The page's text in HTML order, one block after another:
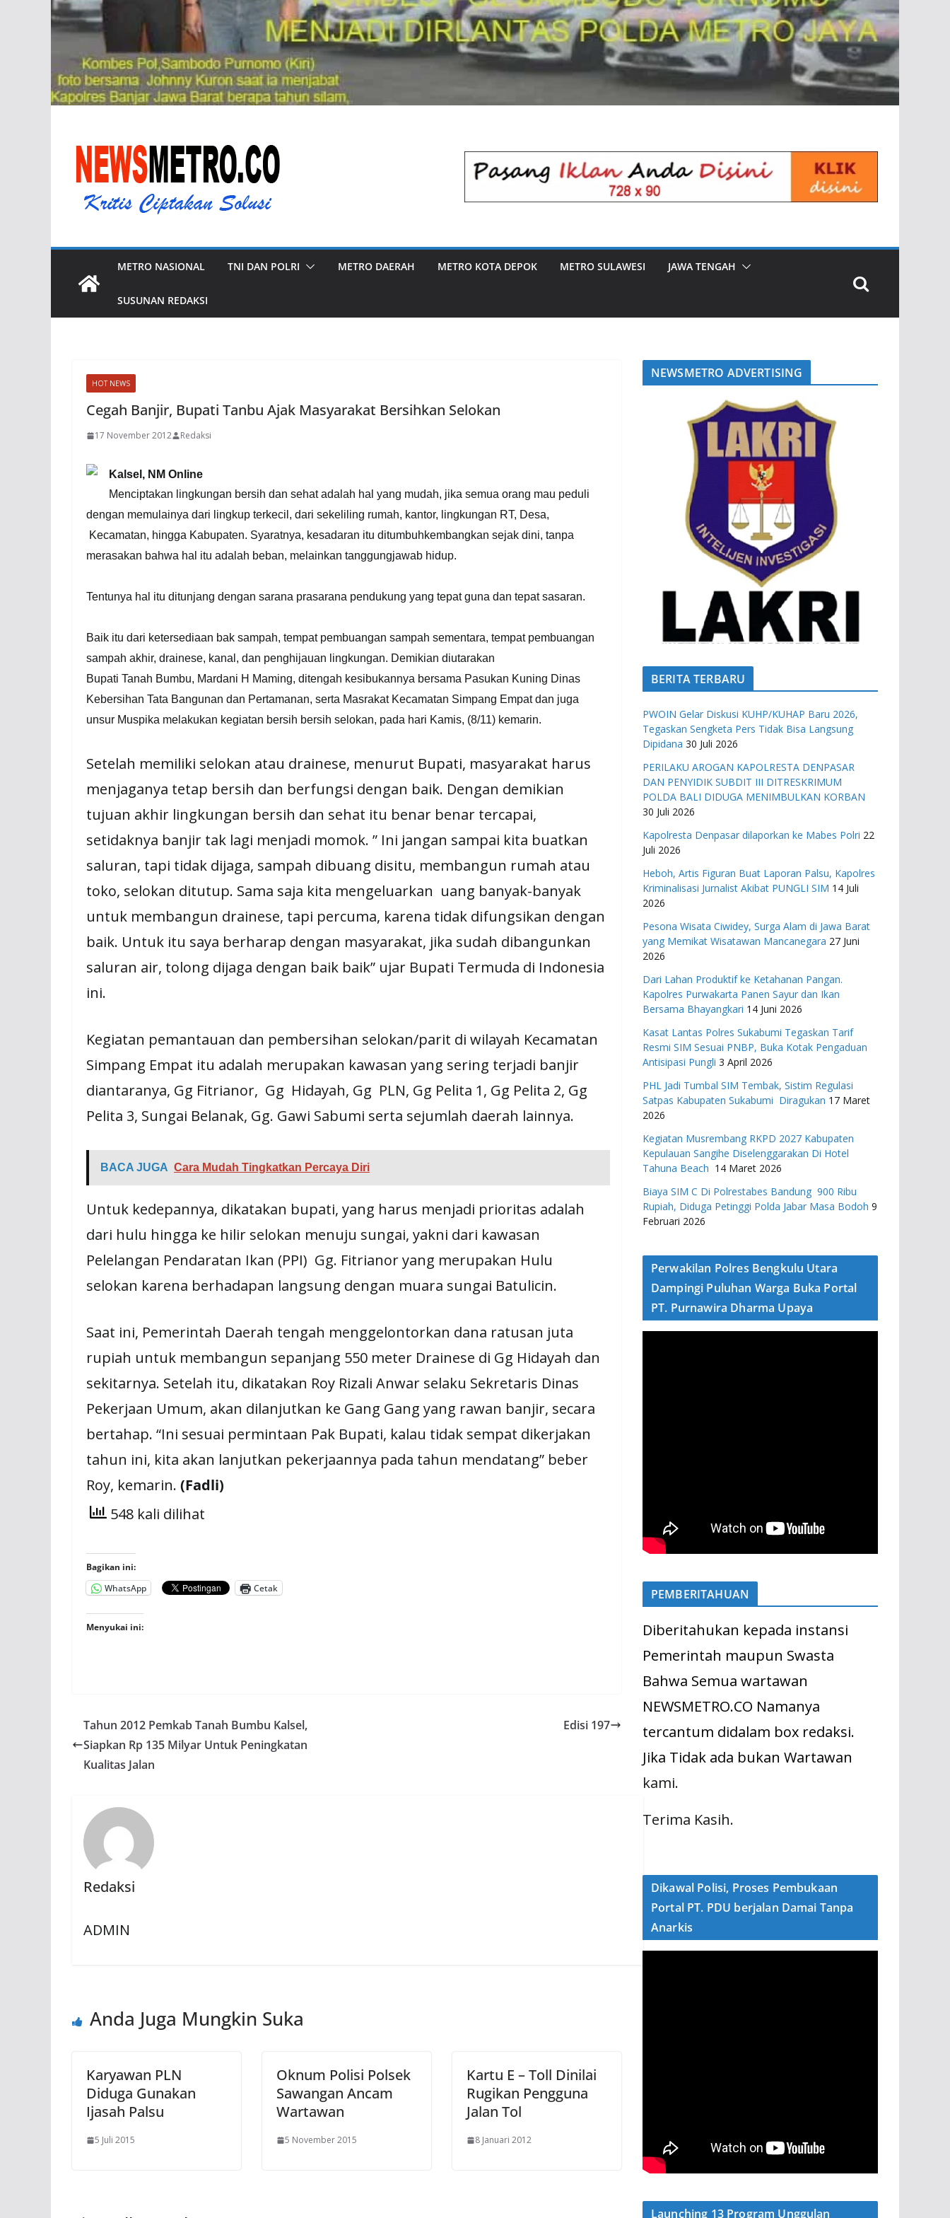
METRO NASIONAL TNI DAN POLRI METRO DAERAH METRO KOTA DEPOK METRO SULAWESI JAWA TENGAH
SUSUNAN REDAKSI
HOT NEWS
Cegah Banjir, Bupati Tanbu Ajak Masyarakat Bersihkan Selokan
17 November 2012 Redaksi
Kalsel, NM Online
Menciptakan lingkungan bersih dan sehat adalah hal yang mudah, jika semua orang mau peduli
dengan memulainya dari lingkup terkecil, dari sekeliling rumah, kantor, lingkungan RT, Desa,
Kecamatan, hingga Kabupaten. Syaratnya, kesadaran itu ditumbuhkembangkan sejak dini, tanpa
merasakan bahwa hal itu adalah beban, melainkan tanggungjawab hidup.
Tentunya hal itu ditunjang dengan sarana prasarana pendukung yang tepat guna dan tepat sasaran.
Baik itu dari ketersediaan bak sampah, tempat pembuangan sampah sementara, tempat pembuangan
sampah akhir, drainese, kanal, dan penghijauan lingkungan. Demikian diutarakan
Bupati Tanah Bumbu, Mardani H Maming, ditengah kesibukannya bersama Pasukan Kuning Dinas
Kebersihan Tata Bangunan dan Pertamanan, serta Masrakat Kecamatan Simpang Empat dan juga
unsur Muspika melakukan kegiatan bersih bersih selokan, pada hari Kamis, (8/11) kemarin.
Setelah memiliki selokan atau drainese, menurut Bupati, masyarakat harus
menjaganya tetap bersih dan berfungsi dengan baik. Dengan demikian
tujuan akhir lingkungan bersih dan sehat itu benar benar tercapai,
setidaknya banjir tak lagi menjadi momok. ” Ini jangan sampai kita buatkan
saluran, tapi tidak dijaga, sampah dibuang disitu, membangun rumah atau
toko, selokan ditutup. Sama saja kita mengeluarkan uang banyak-banyak
untuk membangun drainese, tapi percuma, karena tidak difungsikan dengan
baik. Untuk itu saya berharap dengan masyarakat, jika sudah dibangunkan
saluran air, tolong dijaga dengan baik baik” ujar Bupati Termuda di Indonesia
ini.
Kegiatan pemantauan dan pembersihan selokan/parit di wilayah Kecamatan
Simpang Empat itu adalah merupakan kawasan yang sering terjadi banjir
diantaranya, Gg Fitrianor, Gg Hidayah, Gg PLN, Gg Pelita 1, Gg Pelita 2, Gg
Pelita 3, Sungai Belanak, Gg. Gawi Sabumi serta sejumlah daerah lainnya.
BACA JUGA Cara Mudah Tingkatkan Percaya Diri
Untuk kedepannya, dikatakan bupati, yang harus menjadi prioritas adalah
dari hulu hingga ke hilir selokan menuju sungai, yakni dari kawasan
Pelelangan Pendaratan Ikan (PPI) Gg. Fitrianor yang merupakan Hulu
selokan karena berhadapan langsung dengan muara sungai Batulicin.
Saat ini, Pemerintah Daerah tengah menggelontorkan dana ratusan juta
rupiah untuk membangun sepanjang 550 meter Drainese di Gg Hidayah dan
sekitarnya. Setelah itu, dikatakan Roy Rizali Anwar selaku Sekretaris Dinas
Pekerjaan Umum, akan dilanjutkan ke Gang Gang yang rawan banjir, secara
bertahap. “Ini sesuai permintaan Pak Bupati, kalau tidak sempat dikerjakan
tahun ini, kita akan lanjutkan pekerjaannya pada tahun mendatang” beber
Roy, kemarin. (Fadli)
548 kali dilihat
Bagikan ini:
WhatsApp
Cetak
Menyukai ini:
Tahun 2012 Pemkab Tanah Bumbu Kalsel,
Siapkan Rp 135 Milyar Untuk Peningkatan
Kualitas Jalan
Edisi 197
Redaksi
ADMIN
Anda Juga Mungkin Suka
Karyawan PLN
Diduga Gunakan
Ijasah Palsu
5 Juli 2015
Oknum Polisi Polsek
Sawangan Ancam
Wartawan
5 November 2015
Kartu E – Toll Dinilai
Rugikan Pengguna
Jalan Tol
8 Januari 2012
NEWSMETRO ADVERTISING
BERITA TERBARU
PWOIN Gelar Diskusi KUHP/KUHAP Baru 2026,
Tegaskan Sengketa Pers Tidak Bisa Langsung
Dipidana 30 Juli 2026
PERILAKU AROGAN KAPOLRESTA DENPASAR
DAN PENYIDIK SUBDIT III DITRESKRIMUM
POLDA BALI DIDUGA MENIMBULKAN KORBAN
30 Juli 2026
Kapolresta Denpasar dilaporkan ke Mabes Polri 22
Juli 2026
Heboh, Artis Figuran Buat Laporan Palsu, Kapolres
Kriminalisasi Jurnalist Akibat PUNGLI SIM 14 Juli
2026
Pesona Wisata Ciwidey, Surga Alam di Jawa Barat
yang Memikat Wisatawan Mancanegara 27 Juni
2026
Dari Lahan Produktif ke Ketahanan Pangan.
Kapolres Purwakarta Panen Sayur dan Ikan
Bersama Bhayangkari 14 Juni 2026
Kasat Lantas Polres Sukabumi Tegaskan Tarif
Resmi SIM Sesuai PNBP, Buka Kotak Pengaduan
Antisipasi Pungli 3 April 2026
PHL Jadi Tumbal SIM Tembak, Sistim Regulasi
Satpas Kabupaten Sukabumi Diragukan 17 Maret
2026
Kegiatan Musrembang RKPD 2027 ​Kabupaten
Kepulauan Sangihe Diselenggarakan Di Hotel
Tahuna Beach 14 Maret 2026
Biaya SIM C Di Polrestabes Bandung 900 Ribu
Rupiah, Diduga Petinggi Polda Jabar Masa Bodoh 9
Februari 2026
Perwakilan Polres Bengkulu Utara
Dampingi Puluhan Warga Buka Portal
PT. Purnawira Dharma Upaya
PEMBERITAHUAN
Diberitahukan kepada instansi
Pemerintah maupun Swasta
Bahwa Semua wartawan
NEWSMETRO.CO Namanya
tercantum didalam box redaksi.
Jika Tidak ada bukan Wartawan
kami.
Terima Kasih.
Dikawal Polisi, Proses Pembukaan
Portal PT. PDU berjalan Damai Tanpa
Anarkis
Launching 13 Program Unggulan